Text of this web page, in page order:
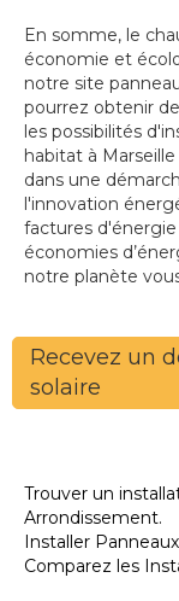
En somme, le
économie et
notre site
pourrez obtenir
les possibilités
habitat à
dans une
l'innovation
factures
économies
notre planète
Recevez un
solaire
Trouver un
Arrondissement.
Installer
Comparez les